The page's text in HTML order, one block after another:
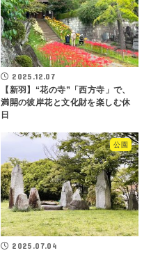
2025.12.07
【新羽】“花の寺”「西方寺」で、
満開の彼岸花と文化財を楽しむ休
日
公園
2025.07.04